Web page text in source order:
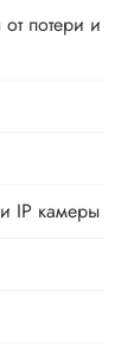
потери и
IP камеры